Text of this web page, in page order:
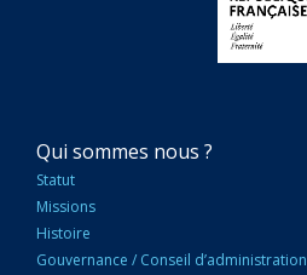
NAVIGATION
PRINCIPALE
Qui sommes nous ?
Statut
Missions
Histoire
Gouvernance / Conseil d’administration